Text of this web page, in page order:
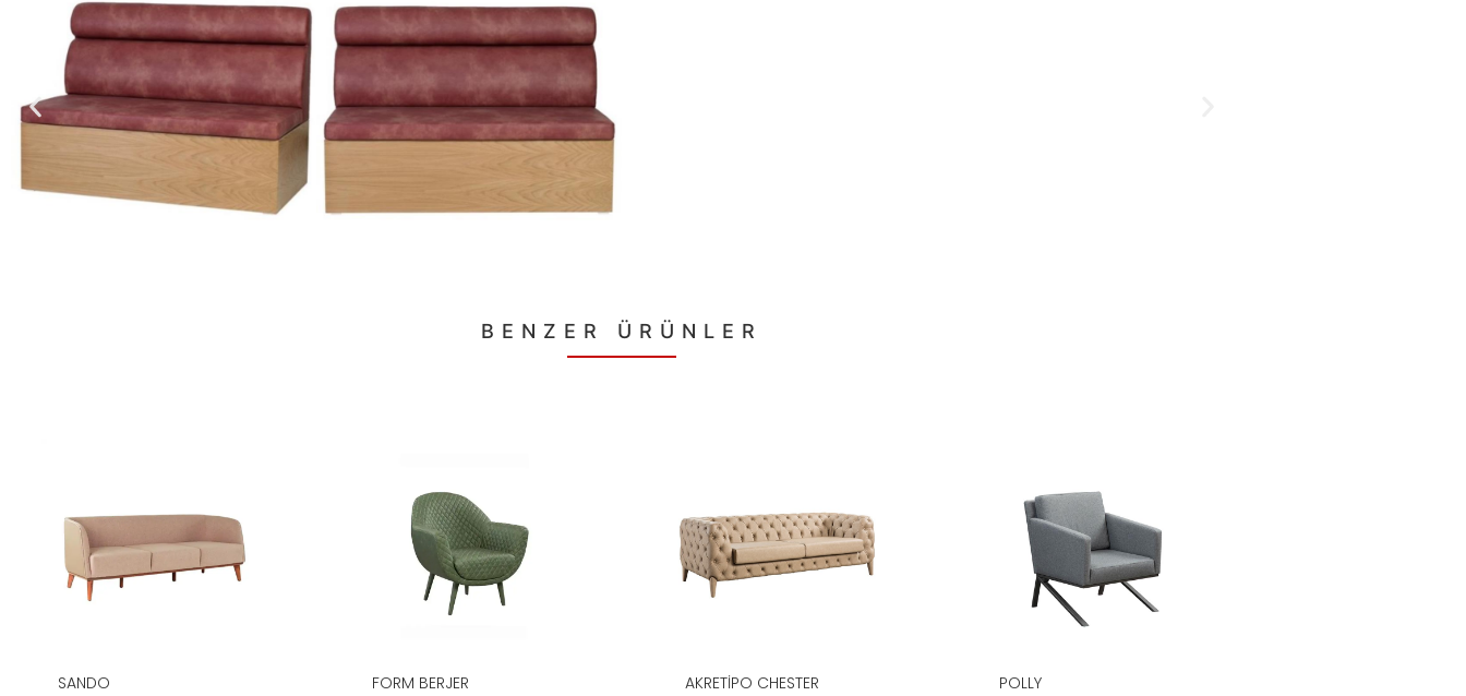
BENZER ÜRÜNLER
SANDO FORM BERJER AKRETIPO CHESTER POLLY